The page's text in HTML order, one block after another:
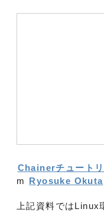
Chainerチュート
m Ryosuke Okuta
上記資料では